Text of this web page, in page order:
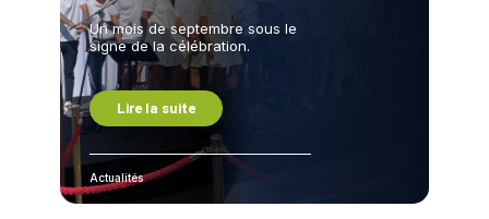
Un mois de septembre sous le
signe de la célébration.
Lire la suite
Actualités